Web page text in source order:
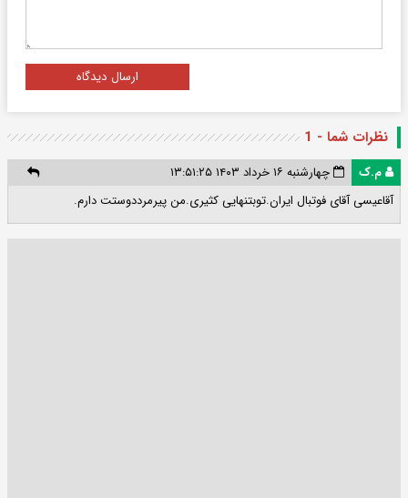
ارسال دیدگاه
نظرات شما - 1
م.ک
چهارشنبه ۱۶ خرداد ۱۴۰۳ ۱۳:۵۱:۲۵
آقاعیسی آقای فوتبال ایران.توبتنهایی کثیری.من پیرمرددوستت دارم.